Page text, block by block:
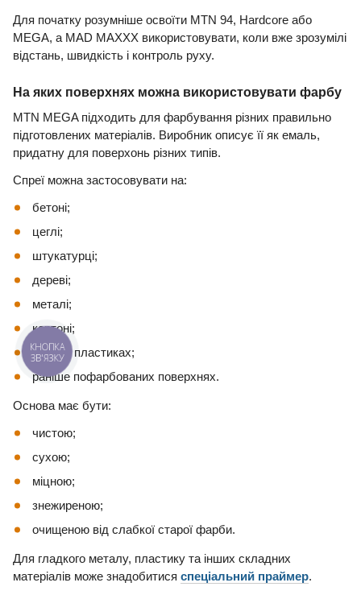
Для початку розумніше освоїти MTN 94, Hardcore або
MEGA, а MAD MAXXX використовувати, коли вже зрозумілі
відстань, швидкість і контроль руху.
На яких поверхнях можна використовувати фарбу
MTN MEGA підходить для фарбування різних правильно
підготовлених матеріалів. Виробник описує її як емаль,
придатну для поверхонь різних типів.
Спреї можна застосовувати на:
бетоні;
цеглі;
штукатурці;
дереві;
металі;
картоні;
деяких пластиках;
раніше пофарбованих поверхнях.
Основа має бути:
чистою;
сухою;
міцною;
знежиреною;
очищеною від слабкої старої фарби.
Для гладкого металу, пластику та інших складних
матеріалів може знадобитися спеціальний праймер.
КНОПКА
ЗВ'ЯЗКУ